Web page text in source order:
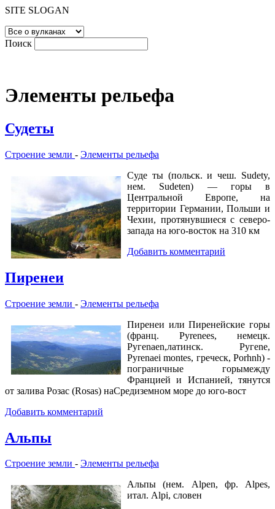
SITE SLOGAN
Поиск
Элементы рельефа
Судеты
Строение земли - Элементы рельефа
Суде ты (польск. и чеш. Sudety,
нем. Sudeten) — горы в
Центральной Европе, на
территории Германии, Польши и
Чехии, протянувшиеся с северо-
запада на юго-восток на 310 км
Добавить комментарий
Пиренеи
Строение земли - Элементы рельефа
Пиренеи или Пиренейские горы
(франц. Pyrenees, немецк.
Ругеnаеn,латинск. Ругеnе,
Pyrenaei montes, греческ, Porhnh) -
пограничные горымежду
Францией и Испанией, тянутся
от залива Розас (Rosas) наСредиземном море до юго-вост
Добавить комментарий
Альпы
Строение земли - Элементы рельефа
Альпы (нем. Alpen, фр. Alpes,
итал. Alpi, словен